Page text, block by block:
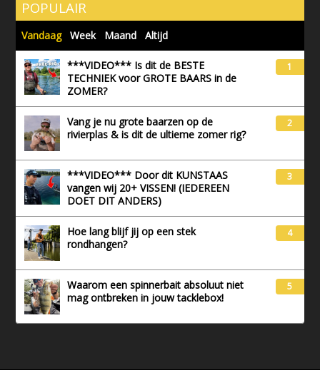
POPULAIR
Vandaag Week Maand Altijd
***VIDEO*** Is dit de BESTE
TECHNIEK voor GROTE BAARS in de
ZOMER?
1
Vang je nu grote baarzen op de
rivierplas & is dit de ultieme zomer rig?
2
***VIDEO*** Door dit KUNSTAAS
vangen wij 20+ VISSEN! (IEDEREEN
DOET DIT ANDERS)
3
Hoe lang blijf jij op een stek
rondhangen?
4
Waarom een spinnerbait absoluut niet
mag ontbreken in jouw tacklebox!
5